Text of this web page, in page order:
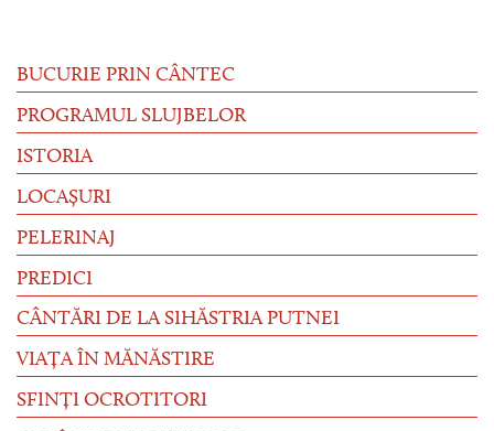
BUCURIE PRIN CÂNTEC
PROGRAMUL SLUJBELOR
ISTORIA
LOCAȘURI
PELERINAJ
PREDICI
CÂNTĂRI DE LA SIHĂSTRIA PUTNEI
VIAȚA ÎN MĂNĂSTIRE
SFINȚI OCROTITORI